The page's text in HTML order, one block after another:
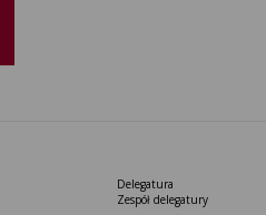
Delegatura
Zespół delegatury